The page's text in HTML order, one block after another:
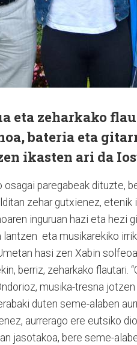
eta zeharkako
bateria eta
ikasten ari da
paregabeak dituzte,
zehar gutxienez, etenik
inguruan hazi eta hezi
lantzen eta musikarekiko
hasi zen Xabin
berriz, zeharkako flautari.
musika-tresna
duten seme-alaben
aurrerago ere eutsiko
jasotakoa, bere seme-